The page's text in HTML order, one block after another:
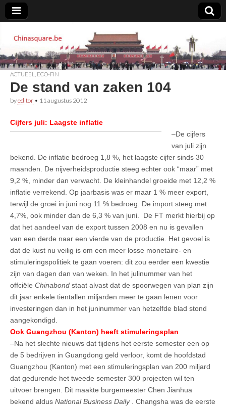
Chinasquare.be
ACTUEEL ECO-FIN
De stand van zaken 104
byeditor • 11 augustus 2012
Cijfers juli: Laagste inflatie
–De cijfers
van juli zijn
bekend. De inflatie bedroeg 1,8 %, het laagste cijfer sinds 30
maanden. De nijverheidsproductie steeg echter ook “maar” met
9,2 %, minder dan verwacht. De kleinhandel groeide met 12,2 %
inflatie verrekend. Op jaarbasis was er maar 1 % meer export,
terwijl de groei in juni nog 11 % bedroeg. De import steeg met
4,7%, ook minder dan de 6,3 % van juni. De FT merkt hierbij op
dat het aandeel van de export tussen 2008 en nu is gevallen
van een derde naar een vierde van de productie. Het gevoel is
dat de kust nu veilig is om een meer losse monetaire- en
stimuleringspolitiek te gaan voeren: dit zou eerder een kwestie
zijn van dagen dan van weken. In het julinummer van het
offciële Chinabond staat alvast dat de spoorwegen van plan zijn
dit jaar enkele tientallen miljarden meer te gaan lenen voor
investeringen dan in het juninummer van hetzelfde blad stond
aangekondigd.
Ook Guangzhou (Kanton) heeft stimuleringsplan
–Na het slechte nieuws dat tijdens het eerste semester een op
de 5 bedrijven in Guangdong geld verloor, komt de hoofdstad
Guangzhou (Kanton) met een stimuleringsplan van 200 miljard
dat gedurende het tweede semester 300 projecten wil ten
uitvoer brengen. Dit maakte burgemeester Chen Jianhua
bekend aldus National Business Daily. Changsha was de eerste